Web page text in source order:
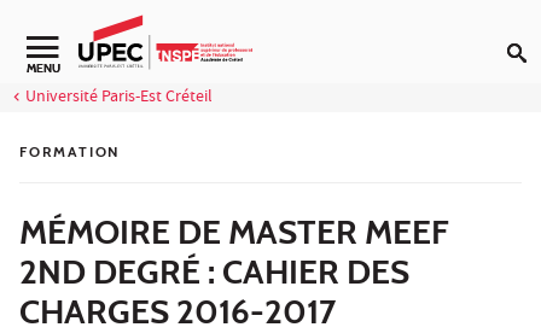
Aller au contenu
Navigation secondaire
MENU
Université Paris-Est Créteil
FORMATION
MÉMOIRE DE MASTER MEEF
2ND DEGRÉ : CAHIER DES
CHARGES 2016-2017